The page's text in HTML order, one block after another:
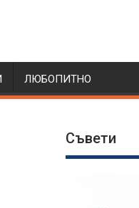
ЛЮБОПИТНО
Съвети